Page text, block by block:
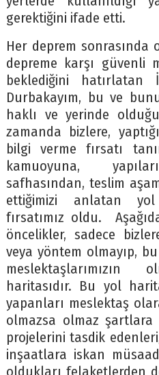
gerektiğini ifade etti.
Her deprem sonrasında
depreme karşı güvenli
beklediğini hatırlatan
Durbakayım, bu ve
haklı ve yerinde
zamanda bizlere,
bilgi verme fırsatı
kamuoyuna,
safhasından, teslim
ettiğimizi anlatan yol
fırsatımız oldu.
öncelikler, sadece
veya yöntem olmayıp,
haritasıdır. Bu yol
yapanları meslektaş
olmazsa olmaz
projelerini tasdik
inşaatlara iskan